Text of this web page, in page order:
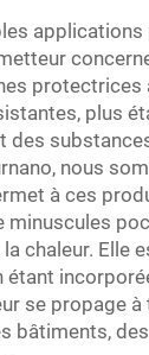
protectrices
plus
des
nous
à ces
chaleur. Elle
étant
se propage à
bâtiments,